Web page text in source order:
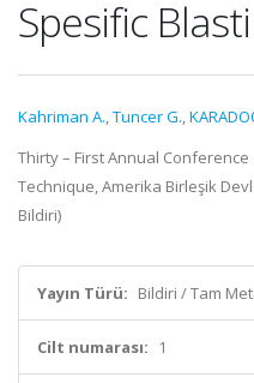
Spesific
Kahriman A.,Tuncer G.,
Thirty – First Annual
Technique, Amerika Birleşik
Bildiri)
Yayın Türü: Bildiri / Tam
Cilt numarası: 1